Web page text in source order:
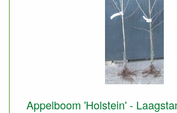
Appelboom 'Holstein' -